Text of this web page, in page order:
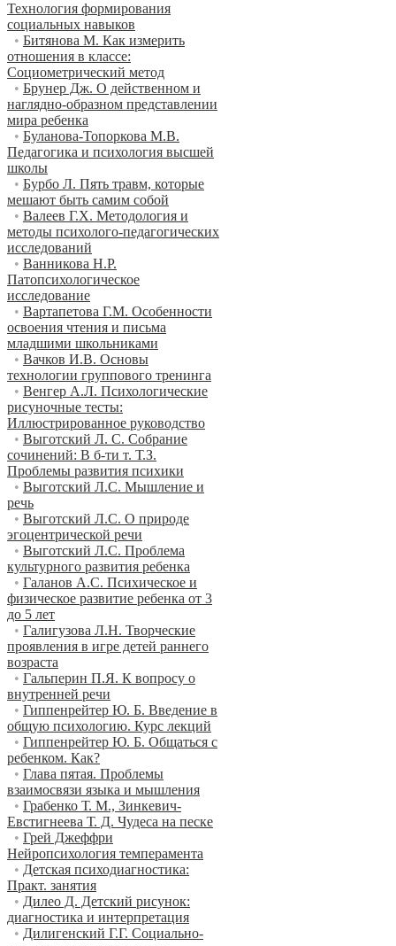
Технология формирования
социальных навыков
• Битянова М. Как измерить
отношения в классе:
Социометрический метод
• Брунер Дж. О действенном и
наглядно-образном представлении
мира ребенка
• Буланова-Топоркова М.В.
Педагогика и психология высшей
школы
• Бурбо Л. Пять травм, которые
мешают быть самим собой
• Валеев Г.Х. Методология и
методы психолого-педагогических
исследований
• Ванникова Н.Р.
Патопсихологическое
исследование
• Вартапетова Г.М. Особенности
освоения чтения и письма
младшими школьниками
• Вачков И.В. Основы
технологии группового тренинга
• Венгер А.Л. Психологические
рисуночные тесты:
Иллюстрированное руководство
• Выготский Л. С. Собрание
сочинений: В б-ти т. Т.З.
Проблемы развития психики
• Выготский Л.С. Мышление и
речь
• Выготский Л.С. О природе
эгоцентрической речи
• Выготский Л.С. Проблема
культурного развития ребенка
• Галанов А.С. Психическое и
физическое развитие ребенка от 3
до 5 лет
• Галигузова Л.Н. Творческие
проявления в игре детей раннего
возраста
• Гальперин П.Я. К вопросу о
внутренней речи
• Гиппенрейтер Ю. Б. Введение в
общую психологию. Курс лекций
• Гиппенрейтер Ю. Б. Общаться с
ребенком. Как?
• Глава пятая. Проблемы
взаимосвязи языка и мышления
• Грабенко Т. М., Зинкевич-
Евстигнеева Т. Д. Чудеса на песке
• Грей Джеффри
Нейропсихология темперамента
• Детская психодиагностика:
Практ. занятия
• Дилео Д. Детский рисунок:
диагностика и интерпретация
• Дилигенский Г.Г. Социально-